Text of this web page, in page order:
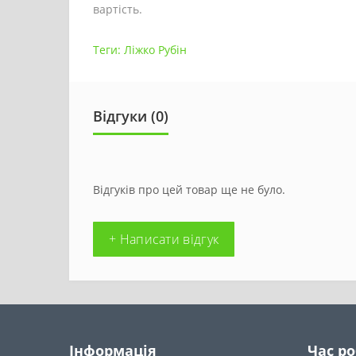
вартість.
Теги: Ліжко Рубін
Відгуки (0)
Відгуків про цей товар ще не було.
+ Написати відгук
Інформація Час